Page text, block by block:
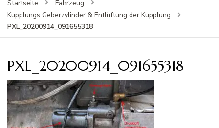
Startseite
Fahrzeug
Kupplungs Geberzylinder & Entlüftung der Kupplung
PXL_20200914_091655318
PXL_20200914_091655318